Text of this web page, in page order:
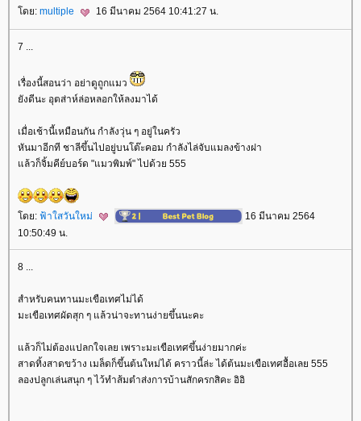
ดย: multiple 16 มีนาคม 2564 10:41:27 น.
7 ...
เรื่องนี้สอนว่า อย่าดูถูกแมว
ังดีนะ อุตส่าห์ล่อหลอกให้ลงมาได้
เมื่อเช้านี้เหมือนกัน กำลังวุ่น ๆ อยู่ในครัว
หันมาอีกที ชาลีขึ้นไปอยู่บนโต๊ะคอม กำลังไล่จับแมลงข้างฝา
ล้วก็จิ้มคีย์บอร์ด "แมวพิมพ์" ไปด้วย 555
ดย: ฟ้าใสวันใหม่
16 มีนาคม 2564
10:50:49 น.
8 ...
สำหรับคนทานมะเขือเทศไม่ได้
มะเขือเทศผัดสุก ๆ แล้วน่าจะทานง่ายขึ้นนะคะ
ล้วก็ไม่ต้องแปลกใจเลย เพราะมะเขือเทศขึ้นง่ายมากค่ะ
สาดทิ้งสาดขว้าง เมล็ดก็ขึ้นต้นใหม่ได้ คราวนี้ล่ะ ได้ต้นมะเขือเทศอื้อเลย 555
ลองปลูกเล่นสนุก ๆ ไว้ทำส้มตำส่งการบ้านสักครกสิคะ อิอิ